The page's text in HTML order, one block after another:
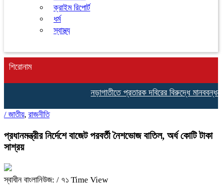
ক্রাইম রিপোর্ট
ধর্ম
স্বাস্থ্য
শিরোনাম
নড়াগাতীতে প্রতারক দবিরের বিরুদ্ধে মানববন্ধন ও
/ জাতীয়, রাজনীতি
প্রধানমন্ত্রীর নির্দেশে বাজেট পরবর্তী নৈশভোজ বাতিল, অর্ধ কোটি টাকা
সাশ্রয়
স্বাধীন বাংলানিউজ: / ৭১ Time View